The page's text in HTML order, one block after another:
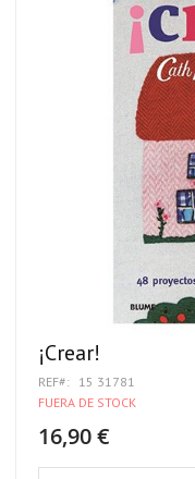
¡Crear!
REF
15 31781
FUERA DE STOCK
16,90 €